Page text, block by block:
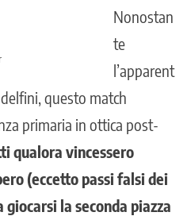
Nonostan
te
l’apparent
questo match
primaria in ottica post-
qualora vincessero
(eccetto passi falsi dei
la seconda piazza